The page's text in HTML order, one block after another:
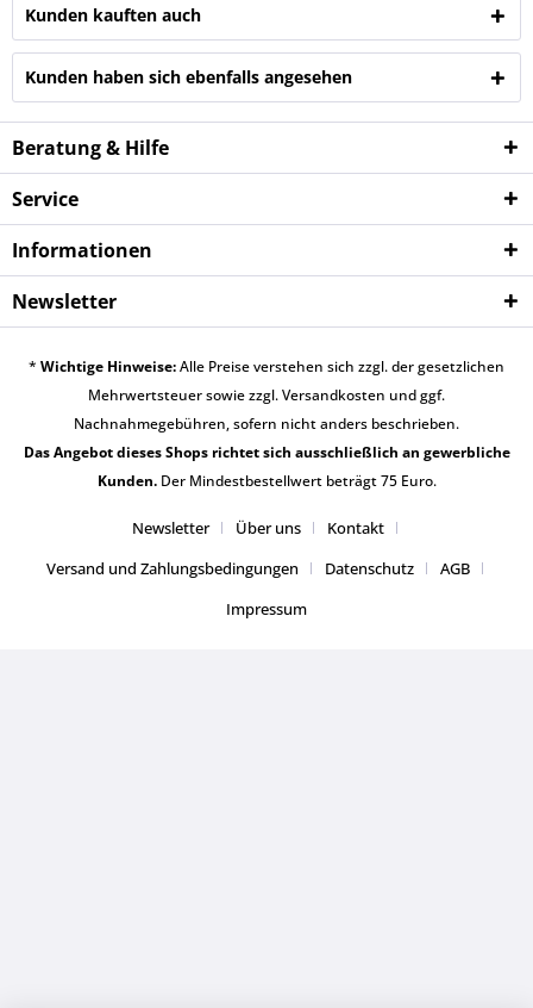
Kunden kauften auch
Kunden haben sich ebenfalls angesehen
Beratung & Hilfe
Service
Informationen
Newsletter
* Wichtige Hinweise:Alle Preise verstehen sich zzgl. der gesetzlichen
Mehrwertsteuer sowie zzgl.Versandkosten und ggf.
Nachnahmegebühren, sofern nicht anders beschrieben.
Das Angebot dieses Shops richtet sich ausschließlich an gewerbliche
Kunden.Der Mindestbestellwert beträgt 75 Euro.
Newsletter Über uns
Kontakt
Versand und Zahlungsbedingungen
Datenschutz
AGB
Impressum